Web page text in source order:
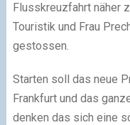
Flusskreuzfahrt näher
Touristik und Frau
gestossen.
Starten soll das neue
Frankfurt und das
denken das sich eine